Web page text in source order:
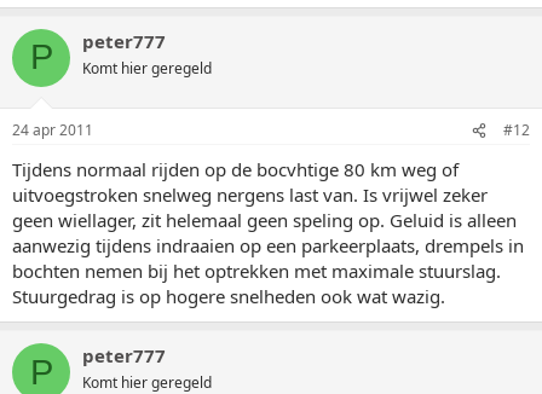
P peter777
Komt hier geregeld
24 apr 2011 #12
Tijdens normaal rijden op de bocvhtige 80 km weg of
uitvoegstroken snelweg nergens last van. Is vrijwel zeker
geen wiellager, zit helemaal geen speling op. Geluid is alleen
aanwezig tijdens indraaien op een parkeerplaats, drempels in
bochten nemen bij het optrekken met maximale stuurslag.
Stuurgedrag is op hogere snelheden ook wat wazig.
P peter777
Komt hier geregeld